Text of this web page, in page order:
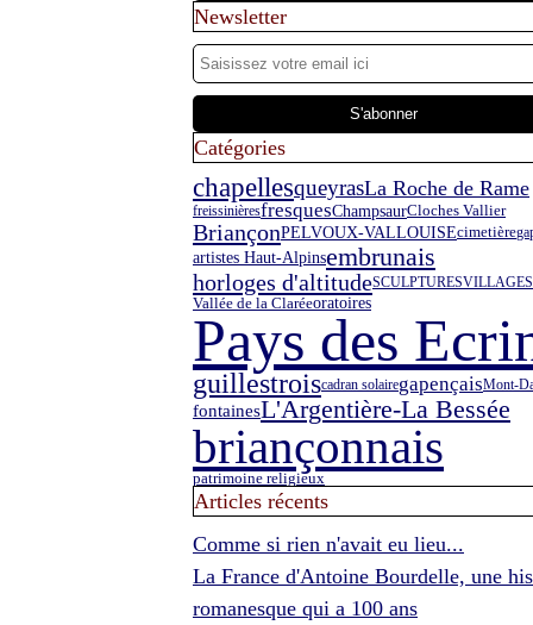
Newsletter
Catégories
chapellesqueyrasLa Roche de Rame
freissinièresfresquesChampsaurCloches Vallier
BriançonPELVOUX-VALLOUISEcimetière
artistes Haut-Alpinsembrunais
horloges d'altitudeSCULPTURESVILLAGES
Vallée de la Claréeoratoires
Pays des
guillestroiscadran solairegapençaisMont-
fontainesL'Argentière-La Bessée
briançonnais
patrimoine religieux
Articles récents
Comme si rien n'avait eu lieu...
La France d'Antoine Bourdelle, une
romanesque qui a 100 ans